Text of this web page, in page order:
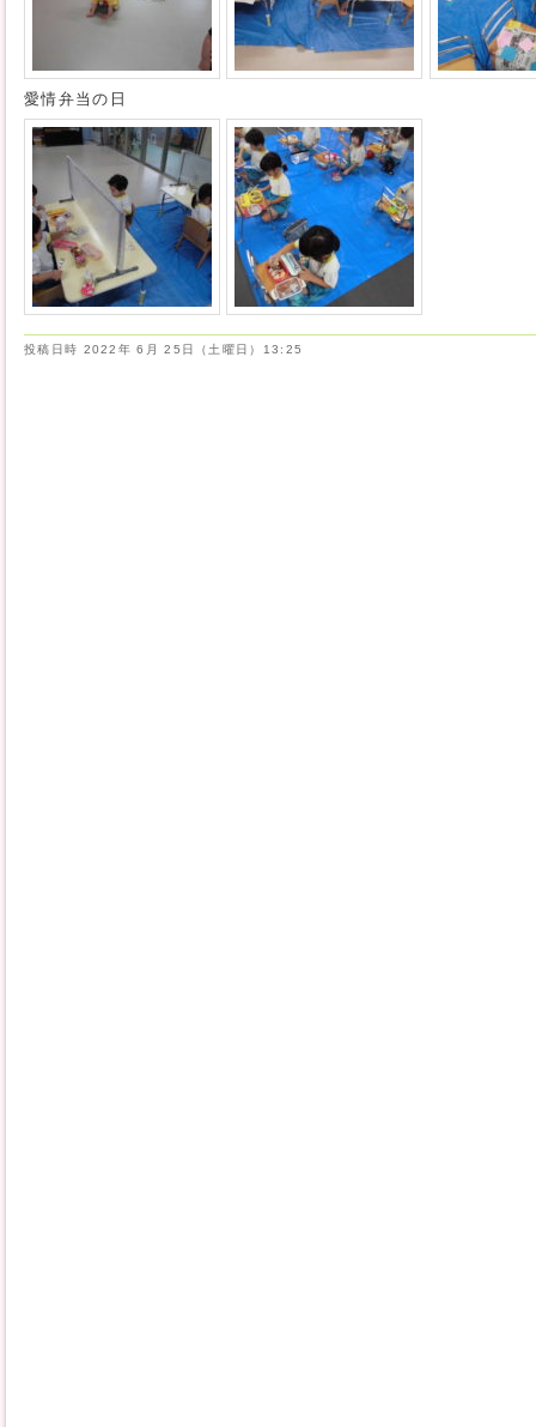
愛情弁当の日
投稿日時 2022年 6月 25日（土曜日）13:25